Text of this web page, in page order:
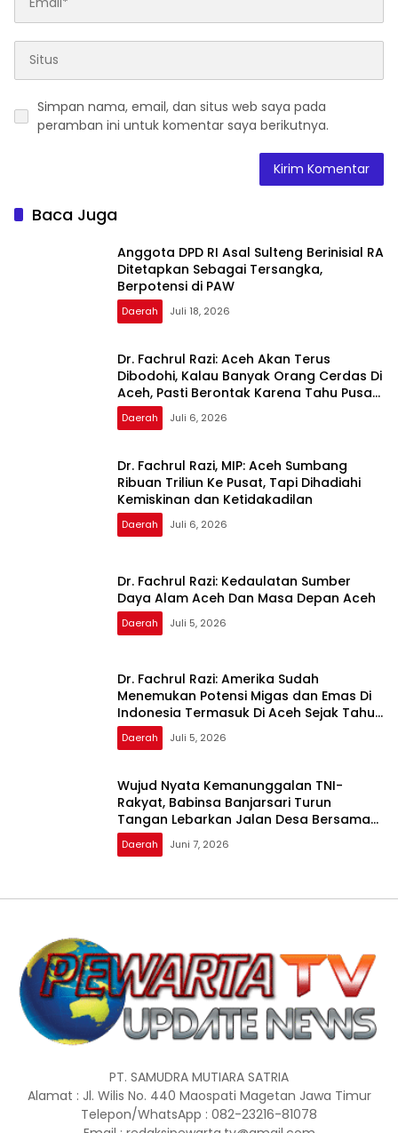
Simpan nama, email, dan situs web saya pada
peramban ini untuk komentar saya berikutnya.
Baca Juga
Anggota DPD RI Asal Sulteng Berinisial RA
Ditetapkan Sebagai Tersangka,
Berpotensi di PAW
Daerah Juli 18, 2026
Dr. Fachrul Razi: Aceh Akan Terus
Dibodohi, Kalau Banyak Orang Cerdas Di
Aceh, Pasti Berontak Karena Tahu Pusat
Tidak Adil
Daerah Juli 6, 2026
Dr. Fachrul Razi, MIP: Aceh Sumbang
Ribuan Triliun Ke Pusat, Tapi Dihadiahi
Kemiskinan dan Ketidakadilan
Daerah Juli 6, 2026
Dr. Fachrul Razi: Kedaulatan Sumber
Daya Alam Aceh Dan Masa Depan Aceh
Daerah Juli 5, 2026
Dr. Fachrul Razi: Amerika Sudah
Menemukan Potensi Migas dan Emas Di
Indonesia Termasuk Di Aceh Sejak Tahun
1960
Daerah Juli 5, 2026
Wujud Nyata Kemanunggalan TNI-
Rakyat, Babinsa Banjarsari Turun
Tangan Lebarkan Jalan Desa Bersama
Warga
Daerah Juni 7, 2026
PT. SAMUDRA MUTIARA SATRIA
Alamat : Jl. Wilis No. 440 Maospati Magetan Jawa Timur
Telepon/WhatsApp : 082-23216-81078